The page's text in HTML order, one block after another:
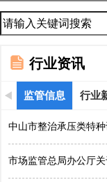
行业资讯
监管信息 行业